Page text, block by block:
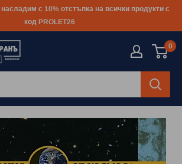
с 10% отстъпка на всички продукти с
код PROLET26
0